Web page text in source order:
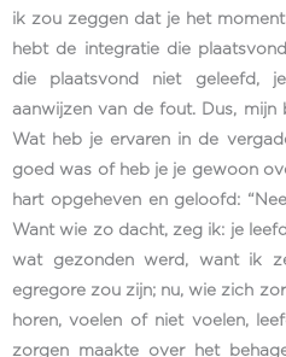
ik zou zeggen dat je het
hebt de integratie die
die plaatsvond niet geleefd,
aanwijzen van de fout. Dus, mijn
Wat heb je ervaren in de
goed was of heb je je gewoon
hart opgeheven en geloofd:
Want wie zo dacht, zeg ik: je
wat gezonden werd, want ik
egregore zou zijn; nu, wie zich
horen, voelen of niet voelen,
zorgen maakte over het